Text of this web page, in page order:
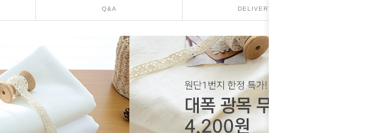
Q&A DELIVERY